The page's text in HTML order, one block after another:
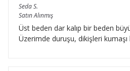
SedaS.
Satın Alınmış
Üst beden dar kalıp bir beden
Üzerimde duruşu, dikişleri